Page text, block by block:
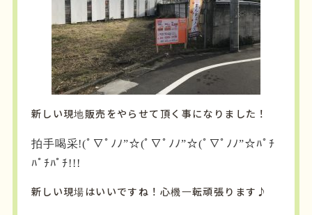
新しい現地販売をやらせて頂く事になりました！
拍手喝采!(ﾟ∇ﾟﾉﾉ”☆(ﾟ∇ﾟﾉﾉ”☆(ﾟ∇ﾟﾉﾉ”☆ﾊﾟﾁ
ﾊﾟﾁﾊﾟﾁ!!!
新しい現場はいいですね！心機一転頑張ります♪